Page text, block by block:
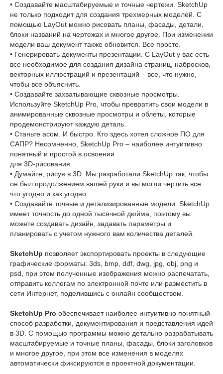
• Создавайте масштабируемые и точные чертежи. SketchUp
не только подходит для создания трехмерных моделей. С
помощью LayOut можно рисовать планы, фасады, детали,
блоки названий на чертежах и многое другое. При изменении
модели ваш документ также обновится. Все просто.
• Генерировать документы презентации. С LayOut у вас есть
все необходимое для создания дизайна страниц, набросков,
векторных иллюстраций и презентаций – все, что нужно,
чтобы все объяснить.
• Создавайте захватывающие сквозные просмотры.
Используйте SketchUp Pro, чтобы превратить свои модели в
анимированные сквозные просмотры и облеты, которые
продемонстрируют каждую деталь.
• Станьте асом. И быстро. Кто здесь хотел сложное ПО для
САПР? Несомненно, SketchUp Pro – наиболее интуитивно
понятный и простой в освоении
для 3D-рисования.
• Думайте, рисуя в 3D. Мы разработали SketchUp так, чтобы
он был продолжением вашей руки и вы могли чертить все
что угодно и как угодно.
• Создавайте точные и детализированные модели. SketchUp
имеет точность до одной тысячной дюйма, поэтому вы
можете создавать дизайн, задавать параметры и
планировать с учетом нужного вам количества деталей.
SketchUp позволяет экспортировать проекты в следующие
графические форматы: 3ds, bmp, ddf, dwg, jpg, obj, png и
psd, при этом полученные изображения можно распечатать,
отправить коллегам по электронной почте или разместить в
сети Интернет, поделившись с онлайн сообществом.
SketchUp Pro обеспечивает наиболее интуитивно понятный
способ разработки, документирования и представления идей
в 3D. С помощью программы можно детально разрабатывать
масштабируемые и точные планы, фасады, блоки заголовков
и многое другое, при этом все изменения в моделях
автоматически фиксируются в проектной документации.